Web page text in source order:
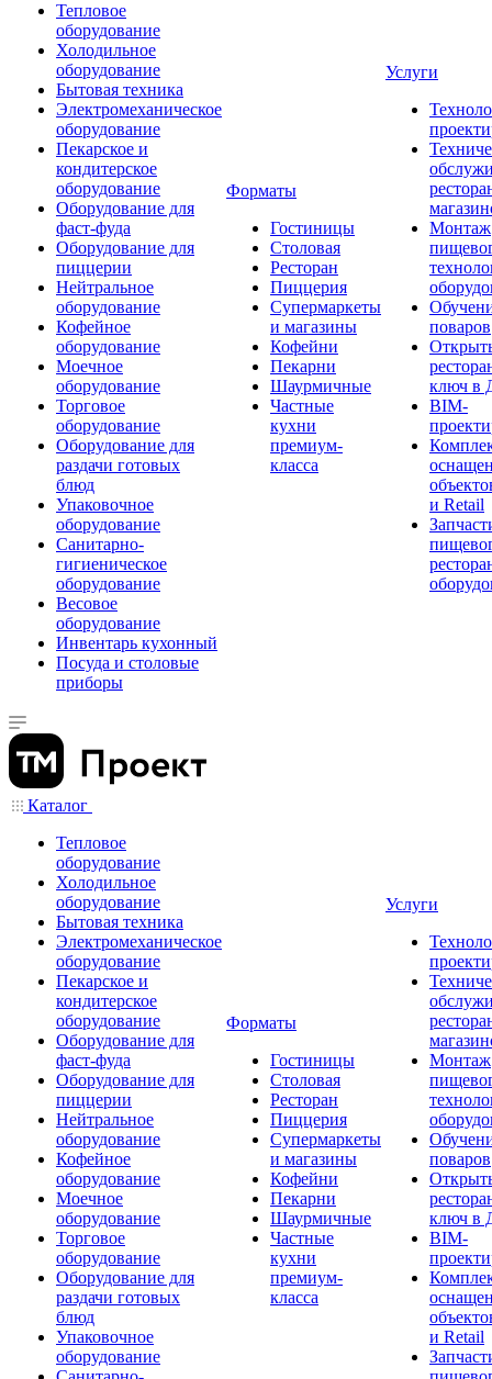
Тепловое
оборудование
Холодильное
оборудование
Бытовая техника
Электромеханическое
оборудование
Пекарское и
кондитерское
оборудование
Оборудование для
фаст-фуда
Оборудование для
пиццерии
Нейтральное
оборудование
Кофейное
оборудование
Моечное
оборудование
Торговое
оборудование
Оборудование для
раздачи готовых
блюд
Упаковочное
оборудование
Санитарно-
гигиеническое
оборудование
Весовое
оборудование
Инвентарь кухонный
Посуда и столовые
приборы
Форматы
Гостиницы
Столовая
Ресторан
Пиццерия
Супермаркеты
и магазины
Кофейни
Пекарни
Шаурмичные
Частные
кухни
премиум-
класса
Услуги
Монтаж
поваров
ключ в
BIM-
и Retail
Каталог
Тепловое
оборудование
Холодильное
оборудование
Бытовая техника
Электромеханическое
оборудование
Пекарское и
кондитерское
оборудование
Оборудование для
фаст-фуда
Оборудование для
пиццерии
Нейтральное
оборудование
Кофейное
оборудование
Моечное
оборудование
Торговое
оборудование
Оборудование для
раздачи готовых
блюд
Упаковочное
оборудование
Форматы
Гостиницы
Столовая
Ресторан
Пиццерия
Супермаркеты
и магазины
Кофейни
Пекарни
Шаурмичные
Частные
кухни
премиум-
класса
Услуги
Монтаж
поваров
ключ в
BIM-
и Retail